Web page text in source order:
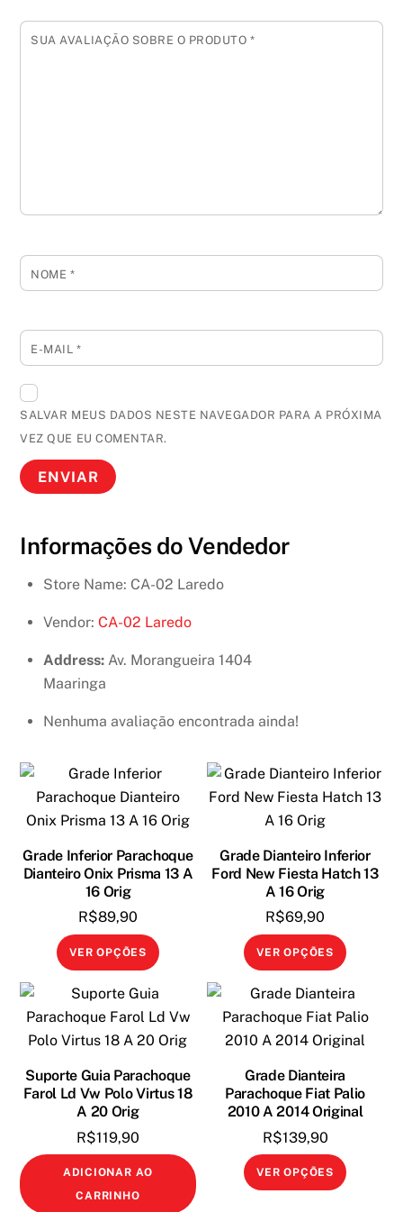
SUA AVALIAÇÃO SOBRE O PRODUTO *
NOME *
E-MAIL *
SALVAR MEUS DADOS NESTE NAVEGADOR PARA A PRÓXIMA
VEZ QUE EU COMENTAR.
Informações do Vendedor
Store Name: CA-02 Laredo
Vendor: CA-02 Laredo
Address: Av. Morangueira 1404
Maaringa
Nenhuma avaliação encontrada ainda!
Grade Inferior Parachoque
Dianteiro Onix Prisma 13 A
16 Orig
R$89,90
VER OPÇÕES
Este
várias
variantes.
opções
escolhidas
página
Grade Dianteiro Inferior
Ford New Fiesta Hatch 13
A 16 Orig
R$69,90
VER OPÇÕES
Este
tem
várias
opções
podem
na
Suporte Guia Parachoque
Farol Ld Vw Polo Virtus 18
A 20 Orig
R$119,90
ADICIONAR AO
CARRINHO
Grade Dianteira
Parachoque Fiat Palio
2010 A 2014 Original
R$139,90
VER OPÇÕES
Este